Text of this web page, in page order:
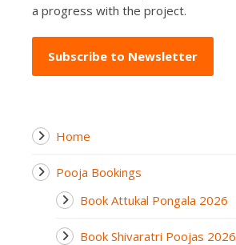
a progress with the project.
Subscribe to Newsletter
Home
Pooja Bookings
Book Attukal Pongala 2026
Book Shivaratri Poojas 2026